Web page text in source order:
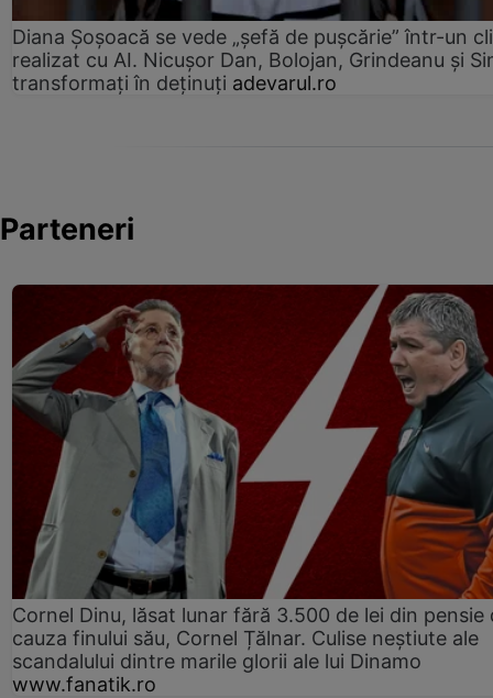
Diana Șoșoacă se vede „șefă de pușcărie” într-un
realizat cu AI. Nicușor Dan, Bolojan, Grindeanu și
transformați în deținuți adevarul.ro
Parteneri
Cornel Dinu, lăsat lunar fără 3.500 de lei din pensie
cauza finului său, Cornel Țălnar. Culise neștiute ale
scandalului dintre marile glorii ale lui Dinamo
www.fanatik.ro